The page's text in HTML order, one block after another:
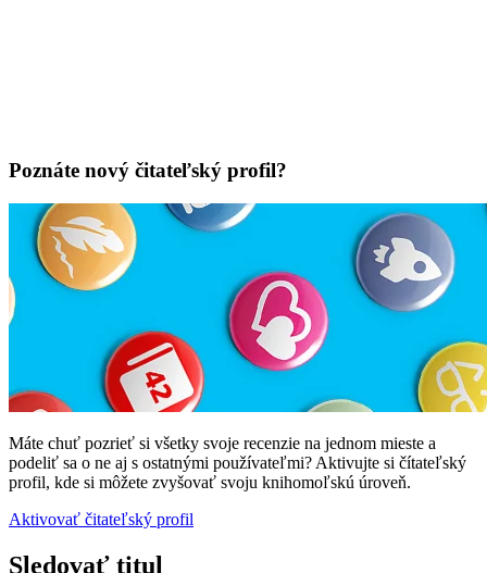
Poznáte nový čitateľský profil?
Máte chuť pozrieť si všetky svoje recenzie na jednom mieste a
podeliť sa o ne aj s ostatnými používateľmi? Aktivujte si čítateľský
profil, kde si môžete zvyšovať svoju knihomoľskú úroveň.
Aktivovať čitateľský profil
Sledovať titul